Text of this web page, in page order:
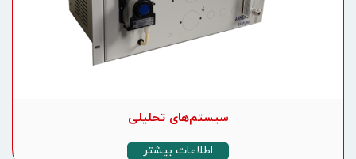
سیستم‌های تحلیلی
اطلاعات بیشتر